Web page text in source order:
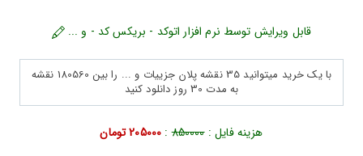
قابل ویرایش توسط نرم افزار اتوکد - بریکس کد - و ...
با یک خرید میتوانید 35 نقشه پلان جزییات و ... را بین 180560 نقشه
به مدت 30 روز دانلود کنید
هزینه فایل :850000
: 205000 تومان